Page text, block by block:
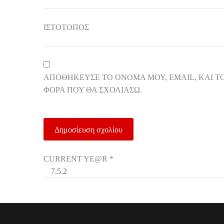
ΙΣΤΌΤΟΠΟΣ
ΑΠΟΘΉΚΕΥΣΕ ΤΟ ΌΝΟΜΆ ΜΟΥ, EMAIL, ΚΑΙ
ΦΟΡΆ ΠΟΥ ΘΑ ΣΧΟΛΙΆΣΩ.
CURRENT YE@R *